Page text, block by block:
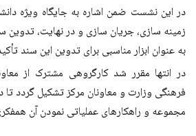
در این نشست ضمن اشاره به جایگاه ویژه
زمینه سازی، جریان سازی و در نهایت، تدوین
به عنوان ابزار مناسبی برای تدوین این سند
در انتها مقرر شد کارگروهی مشترک از
فرهنگی وزارت و معاونان مرکز تشکیل گردد
مجموعه و راهکارهای عملیاتی نمودن آن